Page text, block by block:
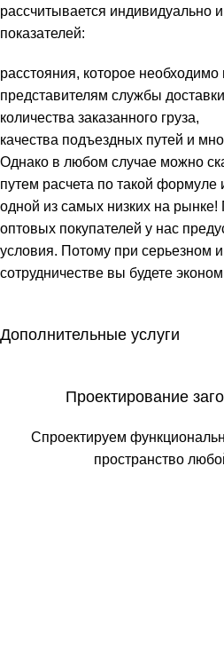
рассчитывается индивидуально
показателей:
расстояния, которое необходимо
представителям службы
количества заказанного груза,
качества подъездных путей и
Однако в любом случае можно
путем расчета по такой формуле
одной из самых низких на
оптовых покупателей у нас
условия. Потому при серьезном
сотрудничестве вы будете
Дополнительные услуги
Проектирование
Спроектируем
пространство